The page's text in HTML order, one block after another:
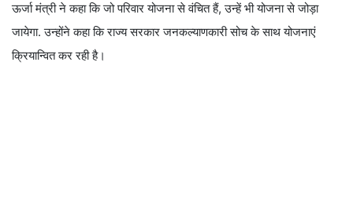
ऊर्जा मंत्री ने कहा कि जो परिवार योजना से वंचित हैं, उन्हें भी योजना से जोड़ा
जायेगा. उन्होंने कहा कि राज्य सरकार जनकल्याणकारी सोच के साथ योजनाएं
क्रियान्वित कर रही है।